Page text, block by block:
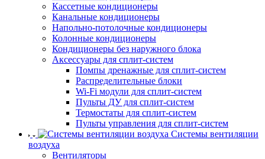
Кассетные кондиционеры
Канальные кондиционеры
Напольно-потолочные кондиционеры
Колонные кондиционеры
Кондиционеры без наружного блока
Аксессуары для сплит-систем
Помпы дренажные для сплит-систем
Распределительные блоки
Wi-Fi модули для сплит-систем
Пульты ДУ для сплит-систем
Термостаты для сплит-систем
Пульты управления для сплит-систем
Системы вентиляции
воздуха
Вентиляторы